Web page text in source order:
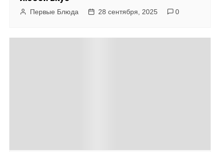
Первые Блюда 28 сентября, 2025 0